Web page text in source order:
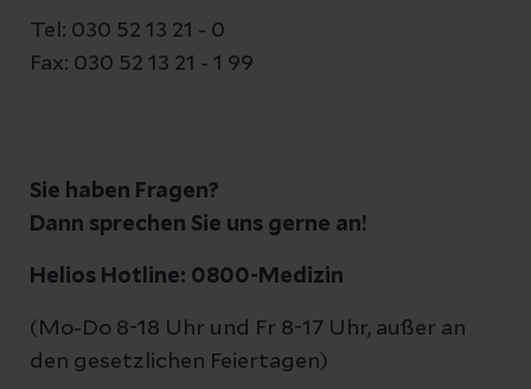
Tel: 030 52 13 21 - 0
Fax: 030 52 13 21 - 1 99
Sie haben Fragen?
Dann sprechen Sie uns gerne an!
Helios Hotline: 0800-Medizin
(Mo-Do 8-18 Uhr und Fr 8-17 Uhr, außer an
den gesetzlichen Feiertagen)